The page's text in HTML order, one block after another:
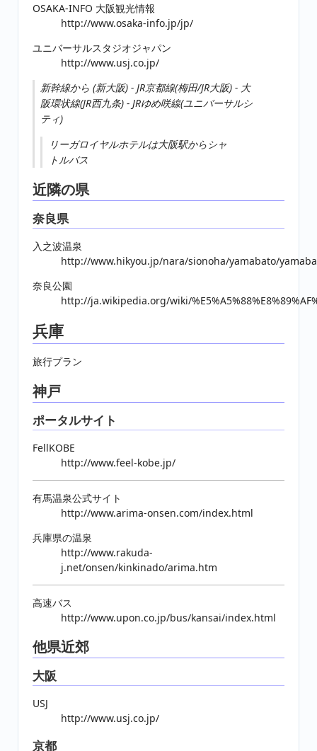
OSAKA-INFO 大阪観光情報
http://www.osaka-info.jp/jp/
ユニバーサルスタジオジャパン
http://www.usj.co.jp/
新幹線から (新大阪) - JR京都線(梅田/JR大阪) - 大
阪環状線(JR西九条) - JRゆめ咲線(ユニバーサルシ
ティ)
リーガロイヤルホテルは大阪駅からシャ
トルバス
近隣の県
奈良県
入之波温泉
http://www.hikyou.jp/nara/sionoha/yamabato/
奈良公園
http://ja.wikipedia.org/wiki/
兵庫
旅行プラン
神戸
ポータルサイト
FellKOBE
http://www.feel-kobe.jp/
有馬温泉公式サイト
http://www.arima-onsen.com/index.html
兵庫県の温泉
http://www.rakuda-
j.net/onsen/kinkinado/arima.htm
高速バス
http://www.upon.co.jp/bus/kansai/index.html
他県近郊
大阪
USJ
http://www.usj.co.jp/
京都